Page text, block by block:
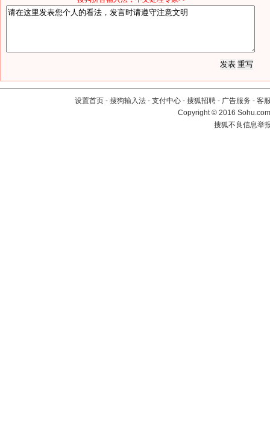
设置首页 - 搜狗输入法 - 支付中心 - 搜狐招聘 - 广告服务 - 客
Copyright©2016
搜狐不良信息举